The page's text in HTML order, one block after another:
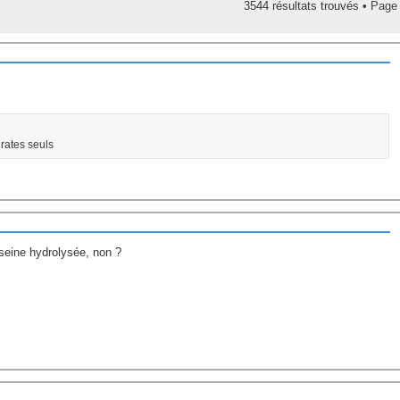
3544 résultats trouvés • Page
seuls
hydrolysée, non ?